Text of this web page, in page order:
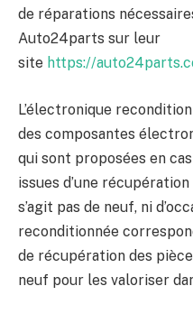
de réparations
Auto24parts sur leur
site https://
L’électronique
des composantes
qui sont proposées en
issues d’une
s’agit pas de neuf, ni
reconditionnée
de récupération des
neuf pour les valoriser